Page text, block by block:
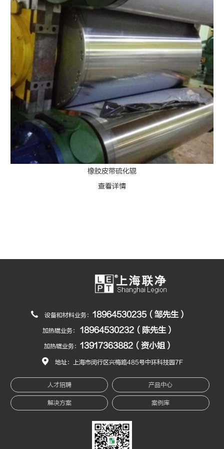
橡胶皮带硫化辊
查看详情
设备和材料业务： 18964530235（邹先生）
加热辊业务： 18964530232（陈先生）
加热辊业务： 13917363882（资小姐）
地址：上海市闵行区兴梅路485号中环科技园7F
人才招聘 产品中心
解决方案 案例库